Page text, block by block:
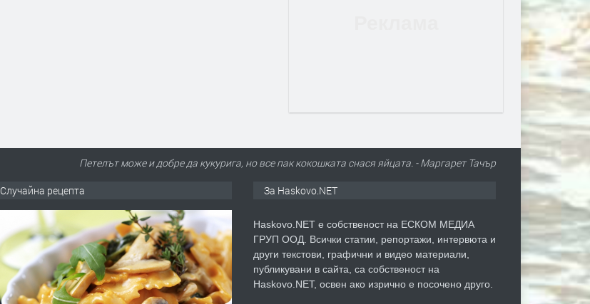
Петелът може и добре да кукурига, но все пак кокошката снася яйцата. - Маргарет Тачър
Случайна рецепта За Haskovo.NET
Haskovo.NET е собственост на ЕСКОМ МЕДИА
ГРУП ООД. Всички статии, репортажи, интервюта и
други текстови, графични и видео материали,
публикувани в сайта, са собственост на
Haskovo.NET, освен ако изрично е посочено друго.